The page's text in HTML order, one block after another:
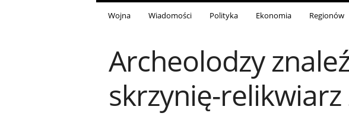
Wojna Wiadomości Polityka Ekonomia Regionów
Archeolodzy
skrzynię-relikwiarz